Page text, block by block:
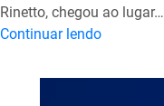
Rinetto, chegou ao lugar…
Continuar lendo